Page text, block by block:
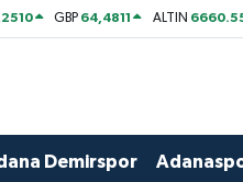
GBP 64,4811 ALTIN
Demirspor